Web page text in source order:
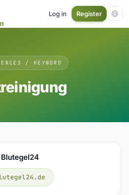
Log in Register
/ KEYWORD
Blutegel24